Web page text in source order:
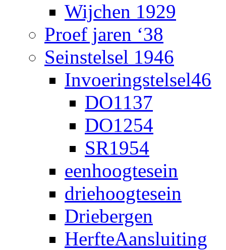
Wijchen 1929
Proef jaren ‘38
Seinstelsel 1946
Invoeringstelsel46
DO1137
DO1254
SR1954
eenhoogtesein
driehoogtesein
Driebergen
HerfteAansluiting